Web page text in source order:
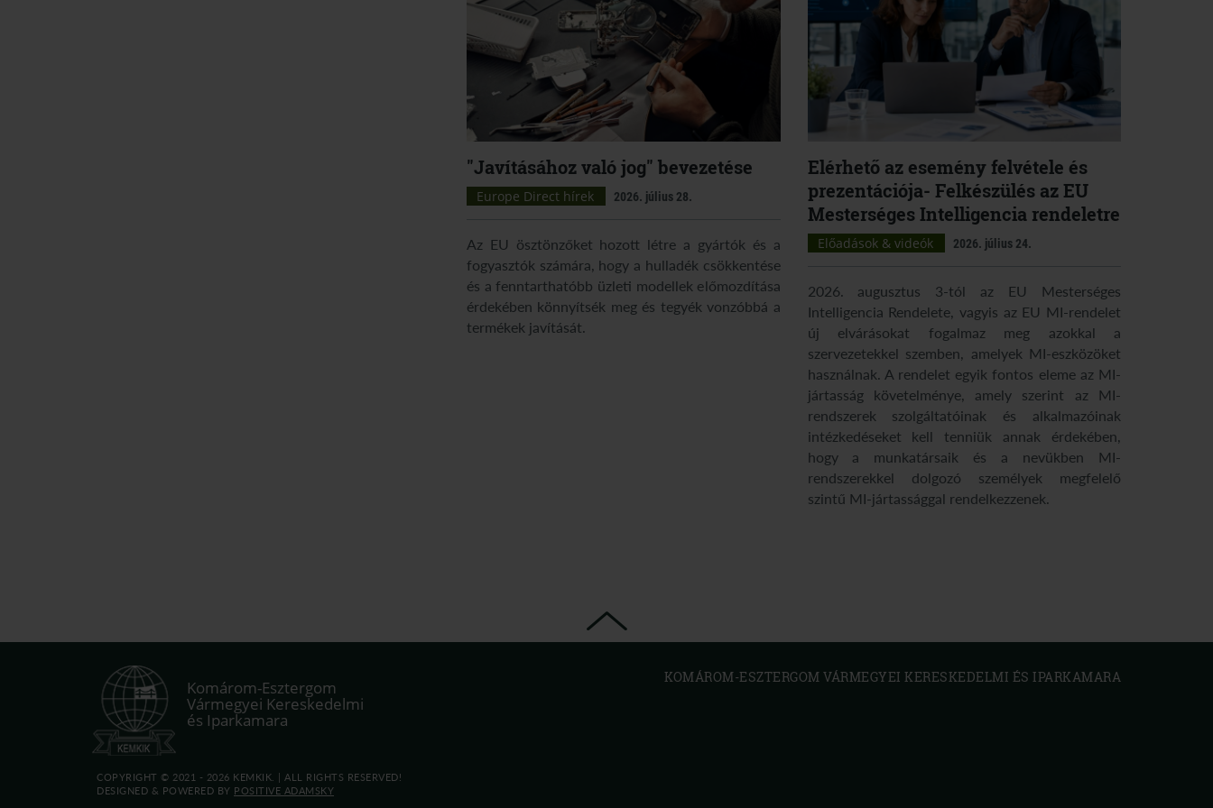
"Javításához való jog" bevezetése
Europe Direct hírek 2026. július 28.
Az EU ösztönzőket hozott létre a gyártók és a
fogyasztók számára, hogy a hulladék csökkentése
és a fenntarthatóbb üzleti modellek előmozdítása
érdekében könnyítsék meg és tegyék vonzóbbá a
termékek javítását.
Elérhető az esemény felvétele és
prezentációja- Felkészülés az EU
Mesterséges Intelligencia rendeletre
Előadások & videók 2026. július 24.
2026. augusztus 3-tól az EU Mesterséges
Intelligencia Rendelete, vagyis az EU MI-rendelet
új elvárásokat fogalmaz meg azokkal a
szervezetekkel szemben, amelyek MI-eszközöket
használnak. A rendelet egyik fontos eleme az MI-
jártasság követelménye, amely szerint az MI-
rendszerek szolgáltatóinak és alkalmazóinak
intézkedéseket kell tenniük annak érdekében,
hogy a munkatársaik és a nevükben MI-
rendszerekkel dolgozó személyek megfelelő
szintű MI-jártassággal rendelkezzenek.
Komárom-Esztergom
Vármegyei Kereskedelmi
és Iparkamara
COPYRIGHT © 2021 - 2026 KEMKIK. | ALL RIGHTS RESERVED!
DESIGNED & POWERED BY POSITIVE ADAMSKY
KOMÁROM-ESZTERGOM VÁRMEGYEI KERESKEDELMI ÉS IPARKAMARA